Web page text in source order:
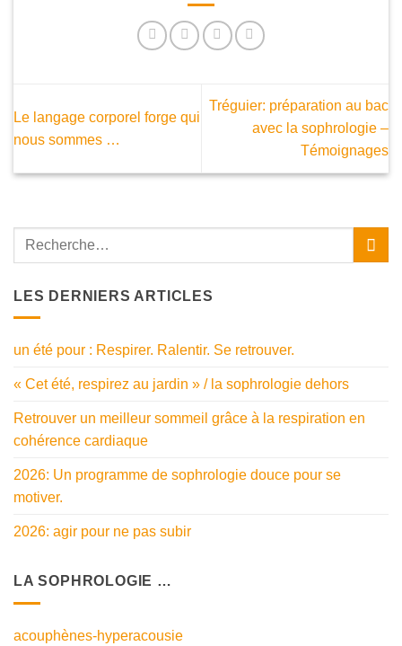
Le langage corporel forge qui
nous sommes …
Tréguier: préparation au bac
avec la sophrologie –
Témoignages
LES DERNIERS ARTICLES
un été pour : Respirer. Ralentir. Se retrouver.
« Cet été, respirez au jardin » / la sophrologie dehors
Retrouver un meilleur sommeil grâce à la respiration en
cohérence cardiaque
2026: Un programme de sophrologie douce pour se
motiver.
2026: agir pour ne pas subir
LA SOPHROLOGIE …
acouphènes-hyperacousie